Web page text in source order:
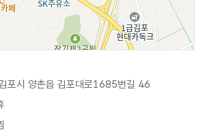
포시 양촌읍 김포대로1685번길 46